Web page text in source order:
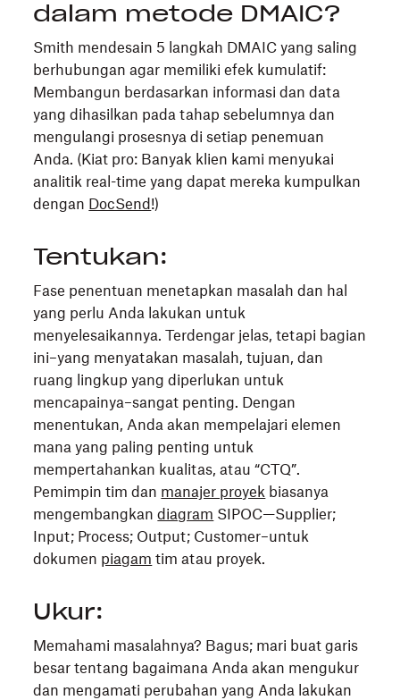
dalam metode DMAIC?
Smith mendesain 5 langkah DMAIC yang saling
berhubungan agar memiliki efek kumulatif:
Membangun berdasarkan informasi dan data
yang dihasilkan pada tahap sebelumnya dan
mengulangi prosesnya di setiap penemuan
Anda. (Kiat pro: Banyak klien kami menyukai
analitik real-time yang dapat mereka kumpulkan
dengan DocSend !)
Tentukan:
Fase penentuan menetapkan masalah dan hal
yang perlu Anda lakukan untuk
menyelesaikannya. Terdengar jelas, tetapi bagian
ini–yang menyatakan masalah, tujuan, dan
ruang lingkup yang diperlukan untuk
mencapainya–sangat penting. Dengan
menentukan, Anda akan mempelajari elemen
mana yang paling penting untuk
mempertahankan kualitas, atau “CTQ”.
Pemimpin tim dan manajer proyek biasanya
mengembangkandiagram SIPOC—Supplier;
Input; Process; Output; Customer–untuk
dokumen piagam tim atau proyek.
Ukur:
Memahami masalahnya? Bagus; mari buat garis
besar tentang bagaimana Anda akan mengukur
dan mengamati perubahan yang Anda lakukan